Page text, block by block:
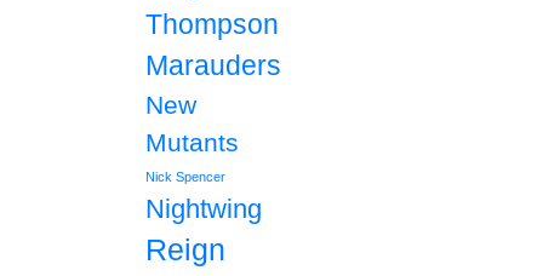
Thompson
Marauders
New
Mutants
Nick Spencer
Nightwing
Reign